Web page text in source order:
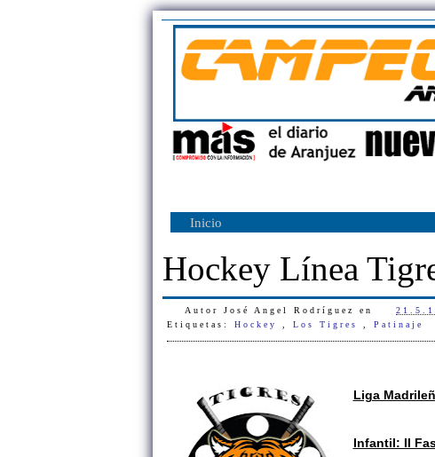
Inicio
Hockey Línea
Autor José Angel Rodríguez en
Etiquetas: Hockey Los Tigres Patinaje
Liga
Infantil: II